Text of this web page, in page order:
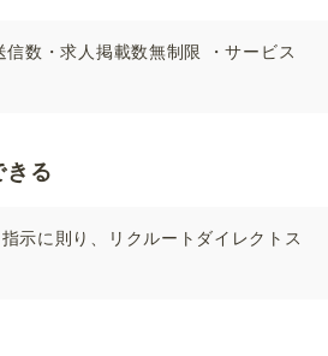
数・求人掲載数無制限 ・サービス
きる
示に則り、リクルートダイレクトス